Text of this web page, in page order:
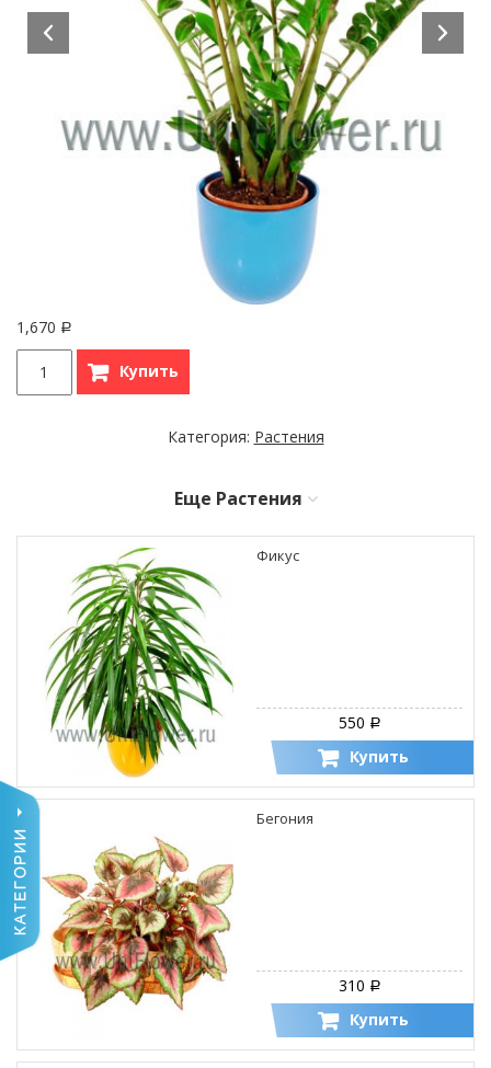
1,670 Р
Купить
Категория: Растения
Еще Растения
Фикус
550 Р
Купить
Бегония
310 Р
Купить